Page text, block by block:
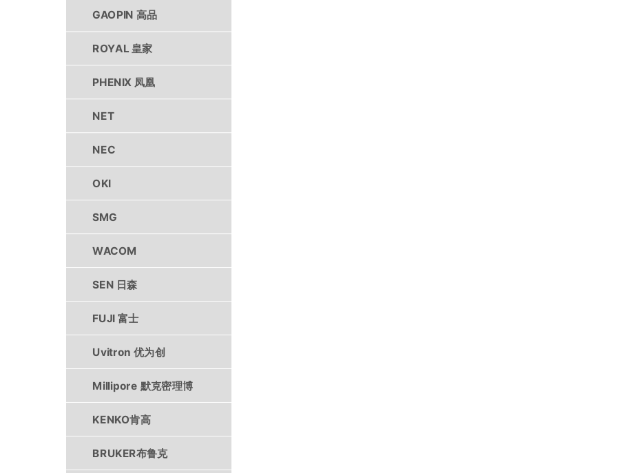
GAOPIN 高品
ROYAL 皇家
PHENIX 凤凰
NET
NEC
OKI
SMG
WACOM
SEN 日森
FUJI 富士
Uvitron 优为创
Millipore 默克密理博
KENKO肯高
BRUKER布鲁克